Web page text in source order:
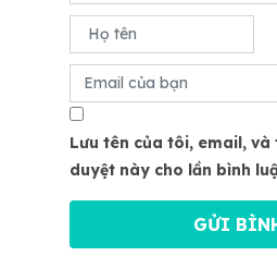
Lưu tên của tôi, email,
duyệt này cho lần bình